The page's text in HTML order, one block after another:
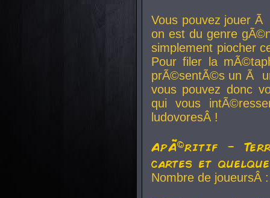
Vous pouvez jouer
on est du genre
simplement piocher
Pour filer la
prÃ©sentÃ©s un Ã
vous pouvez donc
qui vous
ludovoresÂ !
ApÃ©ritif -
cartes et
Nombre de